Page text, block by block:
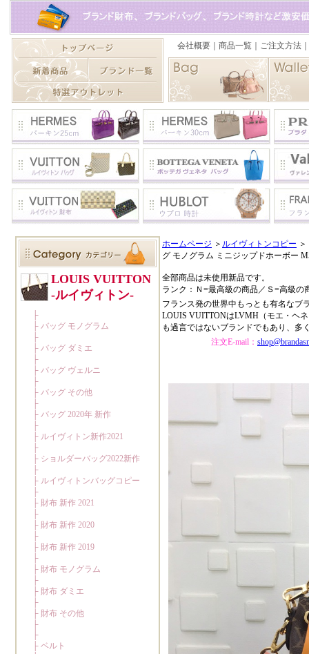
ホームページ ＞ ルイヴィトンコピー ＞
グ モノグラム ミニジップドホーボー
全部商品は未使用新品です。
ランク：Ｎ=最高級の商品／Ｓ=高級の
フランス発の世界中もっとも有名なブ
LOUIS VUITTONはLVMH（モエ・ヘ
も過言ではないブランドでもあり、多
注文E-mail：